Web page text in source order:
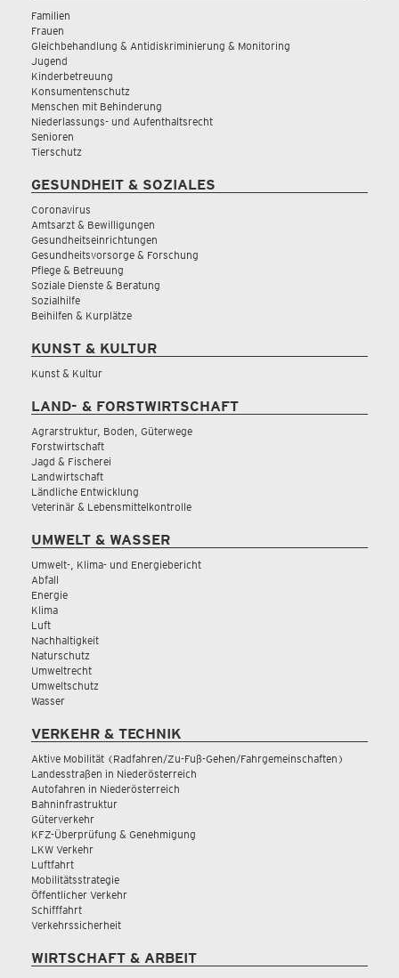
Familien
Frauen
Gleichbehandlung & Antidiskriminierung & Monitoring
Jugend
Kinderbetreuung
Konsumentenschutz
Menschen mit Behinderung
Niederlassungs- und Aufenthaltsrecht
Senioren
Tierschutz
GESUNDHEIT & SOZIALES
Coronavirus
Amtsarzt & Bewilligungen
Gesundheitseinrichtungen
Gesundheitsvorsorge & Forschung
Pflege & Betreuung
Soziale Dienste & Beratung
Sozialhilfe
Beihilfen & Kurplätze
KUNST & KULTUR
Kunst & Kultur
LAND- & FORSTWIRTSCHAFT
Agrarstruktur, Boden, Güterwege
Forstwirtschaft
Jagd & Fischerei
Landwirtschaft
Ländliche Entwicklung
Veterinär & Lebensmittelkontrolle
UMWELT & WASSER
Umwelt-, Klima- und Energiebericht
Abfall
Energie
Klima
Luft
Nachhaltigkeit
Naturschutz
Umweltrecht
Umweltschutz
Wasser
VERKEHR & TECHNIK
Aktive Mobilität (Radfahren/Zu-Fuß-Gehen/Fahrgemeinschaften)
Landesstraßen in Niederösterreich
Autofahren in Niederösterreich
Bahninfrastruktur
Güterverkehr
KFZ-Überprüfung & Genehmigung
LKW Verkehr
Luftfahrt
Mobilitätsstrategie
Öffentlicher Verkehr
Schifffahrt
Verkehrssicherheit
WIRTSCHAFT & ARBEIT